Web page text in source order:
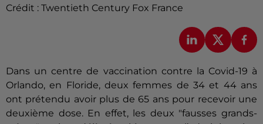
Crédit : Twentieth Century Fox France
Dans un centre de vaccination contre la Covid-19 à
Orlando, en Floride, deux femmes de 34 et 44 ans
ont prétendu avoir plus de 65 ans pour recevoir une
deuxième dose. En effet, les deux "fausses grands-